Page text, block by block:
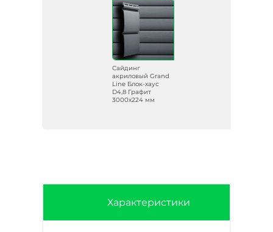
Сайдинг
акриловый Grand
Line Блок-хаус
D4,8 Графит
3000х224 мм
Характеристики